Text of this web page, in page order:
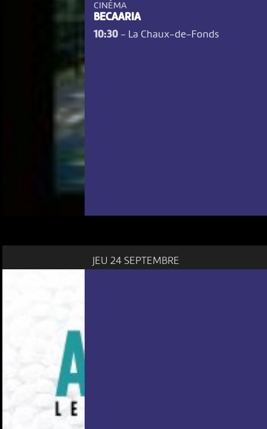
CINÉMA
BECAARIA
10:30- La Chaux-de-Fonds
JEU 24 SEPTEMBRE